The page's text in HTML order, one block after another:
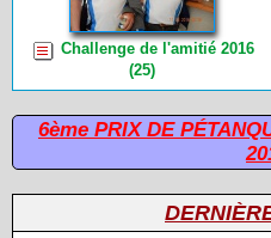
Challenge de l'amitié 2016
(25)
6ème PRIX DE